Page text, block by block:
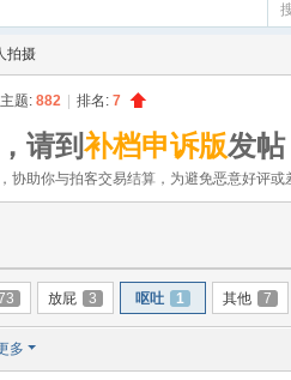
拍摄
主题: 882 排名: 7
请到补档申诉版发
协助你与拍客交易结算，为避免恶意好评
放屁 3 呕吐 1 其他 7
多